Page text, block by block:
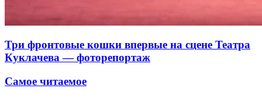
Три фронтовые кошки впервые на сцене Театра
Куклачева — фоторепортаж
Самое читаемое